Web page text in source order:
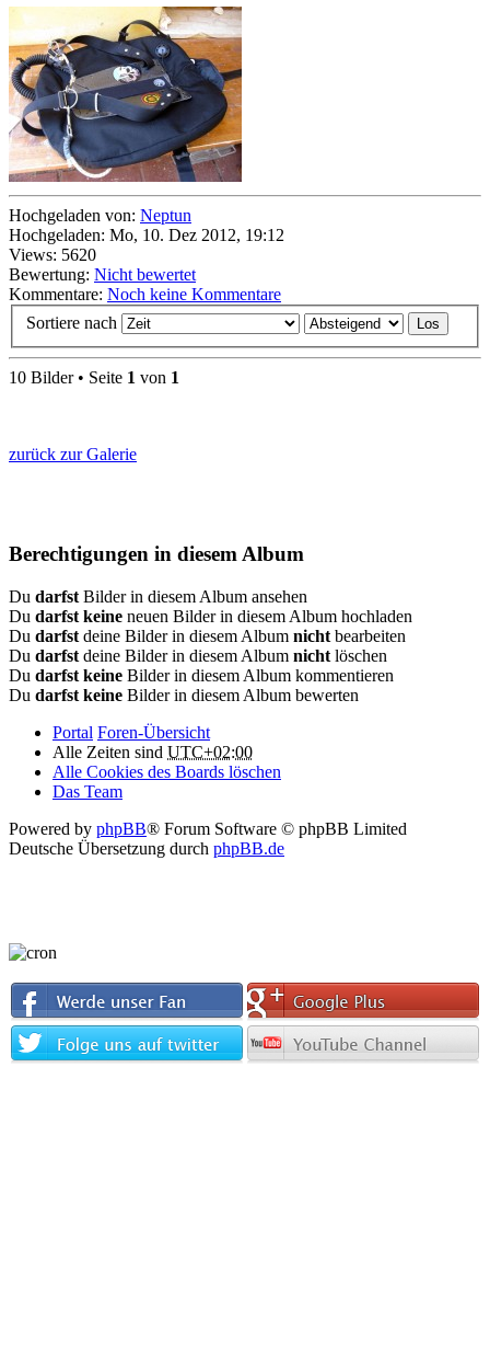
Hochgeladen von: Neptun
Hochgeladen: Mo, 10. Dez 2012, 19:12
Views: 5620
Bewertung: Nicht bewertet
Kommentare: Noch keine Kommentare
Sortiere nach
10 Bilder • Seite 1 von 1
zurück zur Galerie
Berechtigungen in diesem Album
Du darfst Bilder in diesem Album ansehen
Du darfst keine neuen Bilder in diesem Album hochladen
Du darfst deine Bilder in diesem Album nicht bearbeiten
Du darfst deine Bilder in diesem Album nicht löschen
Du darfst keine Bilder in diesem Album kommentieren
Du darfst keine Bilder in diesem Album bewerten
Portal Foren-Übersicht
Alle Zeiten sind UTC+02:00
Alle Cookies des Boards löschen
Das Team
Powered by phpBB® Forum Software © phpBB Limited
Deutsche Übersetzung durch phpBB.de